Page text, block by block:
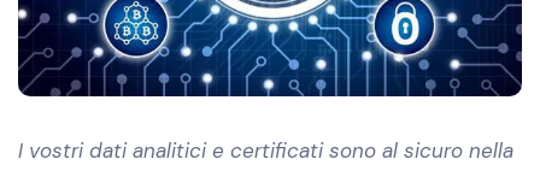
I vostri dati analitici e certificati sono al sicuro nella